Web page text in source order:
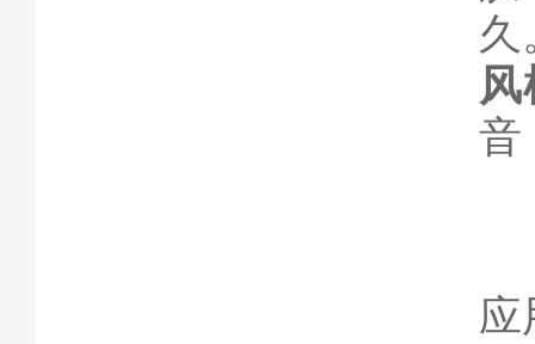
久
音
应